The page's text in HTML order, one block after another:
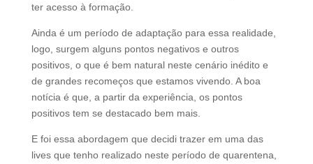
ter acesso à formação.
Ainda é um período de adaptação para essa realidade,
logo, surgem alguns pontos negativos e outros
positivos, o que é bem natural neste cenário inédito e
de grandes recomeços que estamos vivendo. A boa
notícia é que, a partir da experiência, os pontos
positivos tem se destacado bem mais.
E foi essa abordagem que decidi trazer em uma das
lives que tenho realizado neste período de quarentena,